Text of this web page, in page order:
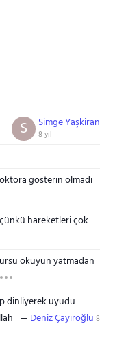
Simge Yaşkiran
8 yıl
S
gosterin olmadi
hareketleri çok
okuyun yatmadan
dinliyerek uyudu
Deniz Çayıroğlu 8